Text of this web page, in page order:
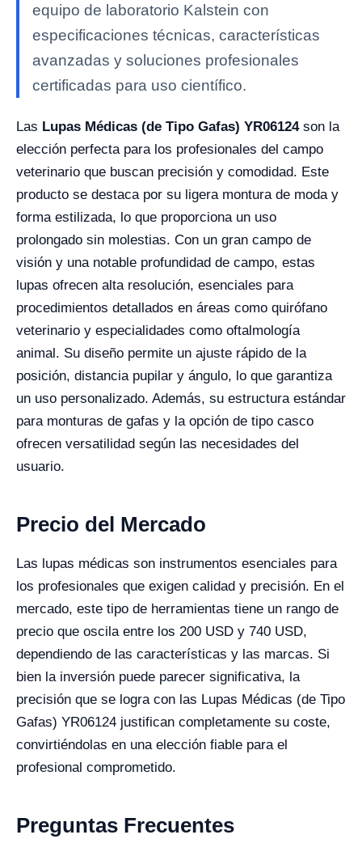
equipo de laboratorio Kalstein con
especificaciones técnicas, características
avanzadas y soluciones profesionales
certificadas para uso científico.
Las Lupas Médicas (de Tipo Gafas) YR06124son la
elección perfecta para los profesionales del campo
veterinario que buscan precisión y comodidad. Este
producto se destaca por su ligera montura de moda y
forma estilizada, lo que proporciona un uso
prolongado sin molestias. Con un gran campo de
visión y una notable profundidad de campo, estas
lupas ofrecen alta resolución, esenciales para
procedimientos detallados en áreas como quirófano
veterinario y especialidades como oftalmología
animal. Su diseño permite un ajuste rápido de la
posición, distancia pupilar y ángulo, lo que garantiza
un uso personalizado. Además, su estructura estándar
para monturas de gafas y la opción de tipo casco
ofrecen versatilidad según las necesidades del
usuario.
Precio del Mercado
Las lupas médicas son instrumentos esenciales para
los profesionales que exigen calidad y precisión. En el
mercado, este tipo de herramientas tiene un rango de
precio que oscila entre los 200 USD y 740 USD,
dependiendo de las características y las marcas. Si
bien la inversión puede parecer significativa, la
precisión que se logra con las Lupas Médicas (de Tipo
Gafas) YR06124 justifican completamente su coste,
convirtiéndolas en una elección fiable para el
profesional comprometido.
Preguntas Frecuentes